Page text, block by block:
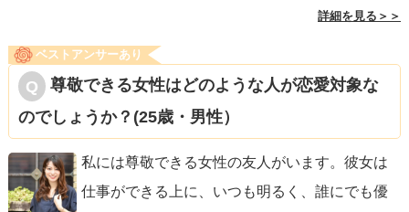
詳細を見る＞＞
ベストアンサーあり
尊敬できる女性はどのような人が恋愛対象な
のでしょうか？(25歳・男性）
私には尊敬できる女性の友人がいます。彼女は
仕事ができる上に、いつも明るく、誰にでも優